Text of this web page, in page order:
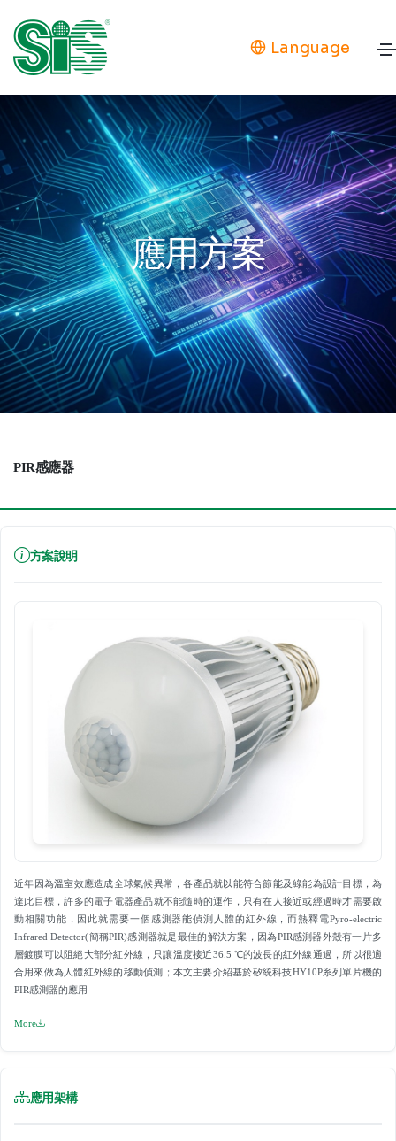
Language
應用方案
PIR感應器
方案說明
近年因為溫室效應造成全球氣候異常，各產品就以能符合節能及綠能為設計目標，為
達此目標，許多的電子電器產品就不能隨時的運作，只有在人接近或經過時才需要啟
動相關功能，因此就需要一個感測器能偵測人體的紅外線，而熱釋電Pyro-electric
Infrared Detector(簡稱PIR)感測器就是最佳的解決方案，因為PIR感測器外殼有一片多
層鍍膜可以阻絕大部分紅外線，只讓溫度接近36.5 ℃的波長的紅外線通過，所以很適
合用來做為人體紅外線的移動偵測；本文主要介紹基於矽統科技HY10P系列單片機的
PIR感測器的應用
More
應用架構